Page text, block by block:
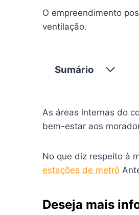
O empreendimento
ventilação.
Sumário
As áreas internas do
bem-estar aos
No que diz respeito à
estações de metrô
Deseja mais